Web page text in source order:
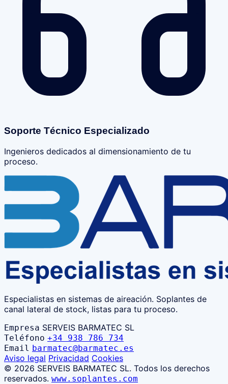
Soporte Técnico Especializado
Ingenieros dedicados al dimensionamiento de tu
proceso.
Especialistas en sistemas de aireación. Soplantes de
canal lateral de stock, listas para tu proceso.
Empresa SERVEIS BARMATEC SL
Teléfono +34 938 786 734
Email barmatec@barmatec.es
Aviso legal Privacidad Cookies
© 2026 SERVEIS BARMATEC SL. Todos los derechos
reservados. www.soplantes.com